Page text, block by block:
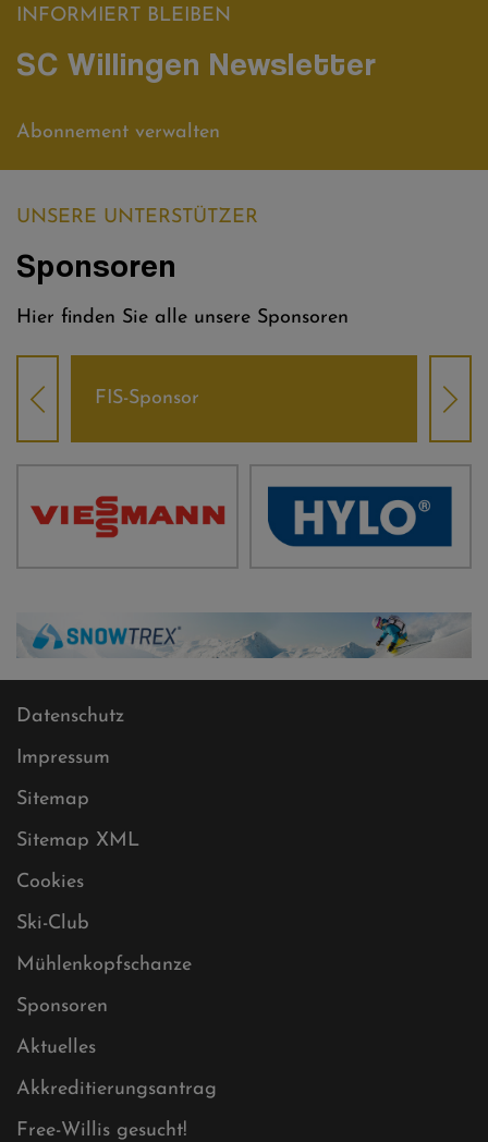
INFORMIERT BLEIBEN
SC Willingen Newsletter
Abonnement verwalten
UNSERE UNTERSTÜTZER
Sponsoren
Hier finden Sie alle unsere Sponsoren
FIS-Sponsor
Datenschutz
Impressum
Sitemap
Sitemap XML
Cookies
Ski-Club
Mühlenkopfschanze
Sponsoren
Aktuelles
Akkreditierungsantrag
Free-Willis gesucht!